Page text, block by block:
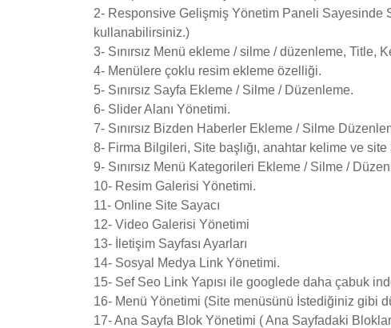
2- Responsive Gelişmiş Yönetim Paneli Sayesinde
kullanabilirsiniz.)
3- Sınırsız Menü ekleme / silme / düzenleme, Title,
4- Menülere çoklu resim ekleme özelliği.
5- Sınırsız Sayfa Ekleme / Silme / Düzenleme.
6- Slider Alanı Yönetimi.
7- Sınırsız Bizden Haberler Ekleme / Silme
8- Firma Bilgileri, Site başlığı, anahtar kelime ve
9- Sınırsız Menü Kategorileri Ekleme / Silme /
10- Resim Galerisi Yönetimi.
11- Online Site Sayacı
12- Video Galerisi Yönetimi
13- İletişim Sayfası Ayarları
14- Sosyal Medya Link Yönetimi.
15- Sef Seo Link Yapısı ile googlede daha çabuk
16- Menü Yönetimi (Site menüsünü İstediğiniz gibi
17- Ana Sayfa Blok Yönetimi ( Ana Sayfadaki